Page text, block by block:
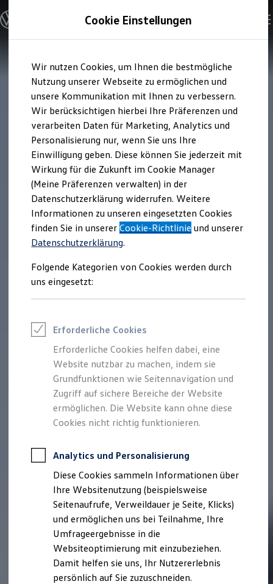
Hauptinhalt
springen
Footer
springen
Modelle und Konfigurator
Konfigurator
Modelle vergleichen
Elektroautos
ENERGY Sondermodelle
Nutzfahrzeuge
SUV und CUV
Familienautos
Kombis
Kompaktwagen
Sportwagen
Schnell verfügbare Fahrzeuge
Angebote und Produkte
Aktuelle Angebote
E-Auto-Förderung
Volkswagen Marktplatz
Die ENERGY Sondermodelle
Junge Gebrauchtwagen und Gebrauchtwagen
Volkswagen Zertifizierte Gebrauchtwagen
Elektromobilität bei Gebrauchtwagen
Saisonangebote
Reifenpakete
Leasing
Leasing-Angebote
Elektroauto Leasing
Kleinwagen-Leasing
Leasing ohne Anzahlung
Finanzierung
Autokredit mit Schlussrate
Versicherungen und Garantien
Kfz-Versicherung
Restschuldversicherungen
Garantien
Professional Class bei Volkswagen
Behörden
Direktkunden
Sonderfahrzeuge
Anpfiff zum Gewinn
Elektromobilität
Elektroautos
ID. Tutorials
Elektrofahrzeugkonzepte
ID. EVERY1
Reichweite
Cookie Einstellungen
Wir nutzen Cookies, um Ihnen die bestmögliche
Nutzung unserer Webseite zu ermöglichen und
unsere Kommunikation mit Ihnen zu verbessern.
Wir berücksichtigen hierbei Ihre Präferenzen und
verarbeiten Daten für Marketing, Analytics und
Personalisierung nur, wenn Sie uns Ihre
Einwilligung geben. Diese können Sie jederzeit mit
Wirkung für die Zukunft im Cookie Manager
(Meine Präferenzen verwalten) in der
Datenschutzerklärung widerrufen. Weitere
Informationen zu unseren eingesetzten Cookies
finden Sie in unsererCookie-Richtlinie und unserer
Datenschutzerklärung.
Folgende Kategorien von Cookies werden durch
uns eingesetzt:
Erforderliche Cookies
Erforderliche Cookies helfen dabei, eine
Website nutzbar zu machen, indem sie
Grundfunktionen wie Seitennavigation und
Zugriff auf sichere Bereiche der Website
ermöglichen. Die Website kann ohne diese
Cookies nicht richtig funktionieren.
Analytics und Personalisierung
Diese Cookies sammeln Informationen über
Ihre Websitenutzung (beispielsweise
Seitenaufrufe, Verweildauer je Seite, Klicks)
und ermöglichen uns bei Teilnahme, Ihre
Umfrageergebnisse in die
Websiteoptimierung mit einzubeziehen.
Damit helfen sie uns, Ihr Nutzererlebnis
persönlich auf Sie zuzuschneiden.